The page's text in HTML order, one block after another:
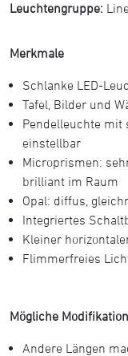
Leuchtengruppe:
Merkmale
Schlanke LED-
Tafel, Bilder und
Pendelleuchte mit
einstellbar
Microprismen:
brilliant im Raum
Opal: diffus,
Integriertes
Kleiner
Flimmerfreies
Mögliche
Andere Längen